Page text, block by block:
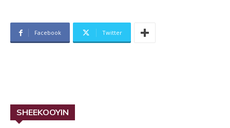
Facebook Twitter
SHEEKOOYIN